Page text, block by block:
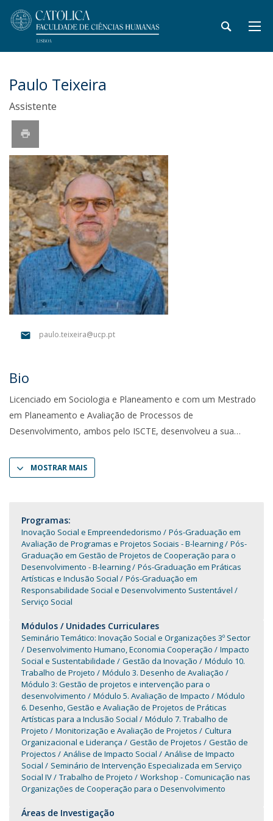
Paulo Teixeira
Assistente
paulo.teixeira@ucp.pt
Bio
Licenciado em Sociologia e Planeamento e com um Mestrado
em Planeamento e Avaliação de Processos de
Desenvolvimento, ambos pelo ISCTE, desenvolveu a sua
MOSTRAR MAIS
Programas:
Inovação Social e Empreendedorismo
Pós-Graduação em
Avaliação de Programas e Projetos Sociais - B-learning
Pós-
Graduação em Gestão de Projetos de Cooperação para o
Desenvolvimento - B-learning
Pós-Graduação em Práticas
Artísticas e Inclusão Social
Pós-Graduação em
Responsabilidade Social e Desenvolvimento Sustentável
Serviço Social
Módulos / Unidades Curriculares
Seminário Temático: Inovação Social e Organizações 3º Sector
Desenvolvimento Humano, Economia Cooperação
Impacto
Social e Sustentabilidade
Gestão da Inovação
Módulo 10.
Trabalho de Projeto
Módulo 3. Desenho de Avaliação
Módulo 3: Gestão de projetos e intervenção para o
desenvolvimento
Módulo 5. Avaliação de Impacto
Módulo
6. Desenho, Gestão e Avaliação de Projetos de Práticas
Artísticas para a Inclusão Social
Módulo 7. Trabalho de
Projeto
Monitorização e Avaliação de Projetos
Cultura
Organizacional e Liderança
Gestão de Projetos
Gestão de
Projectos
Análise de Impacto Social
Análise de Impacto
Social
Seminário de Intervenção Especializada em Serviço
Social IV
Trabalho de Projeto
Workshop - Comunicação nas
Organizações de Cooperação para o Desenvolvimento
Áreas de Investigação